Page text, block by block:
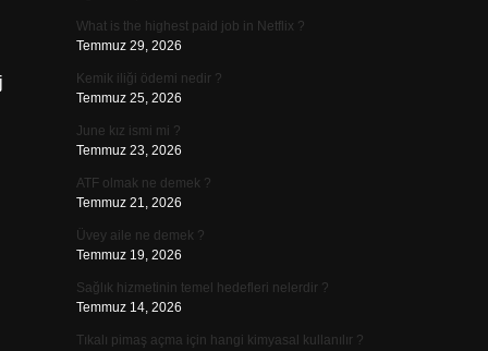
What is the highest paid job in Netflix ?
Temmuz 29, 2026
Kemik iliği ödemi nedir ?
Temmuz 25, 2026
June kız ismi mi ?
Temmuz 23, 2026
ATF olmak ne demek ?
Temmuz 21, 2026
Üvey aile ne demek ?
Temmuz 19, 2026
Sağlık hizmetinin temel hedefleri nelerdir ?
Temmuz 14, 2026
Tıkalı pimaş açma için hangi kimyasal kullanılır ?